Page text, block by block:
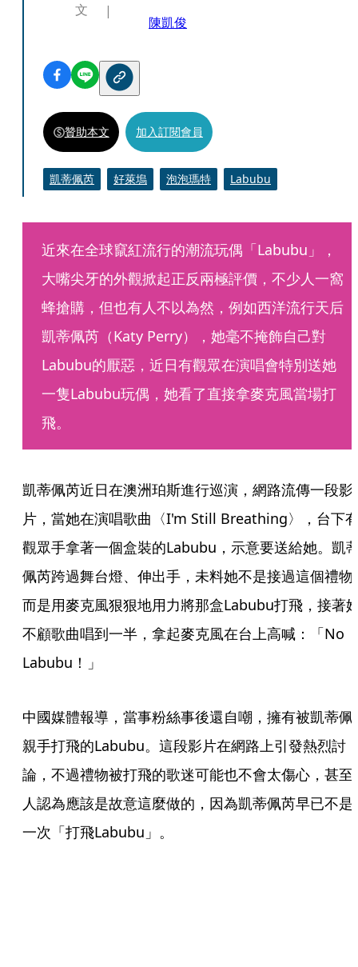
文
陳凱俊
贊助本文 加入訂閱會員
凱蒂佩芮 好萊塢 泡泡瑪特 Labubu
近來在全球竄紅流行的潮流玩偶「Labubu」，
大嘴尖牙的外觀掀起正反兩極評價，不少人一窩
蜂搶購，但也有人不以為然，例如西洋流行天后
凱蒂佩芮（Katy Perry），她毫不掩飾自己對
Labubu的厭惡，近日有觀眾在演唱會特別送她
一隻Labubu玩偶，她看了直接拿麥克風當場打
飛。
凱蒂佩芮近日在澳洲珀斯進行巡演，網路流傳一段影
片，當她在演唱歌曲〈I'm Still Breathing〉，台下
觀眾手拿著一個盒裝的Labubu，示意要送給她。凱
佩芮跨過舞台燈、伸出手，未料她不是接過這個禮物
而是用麥克風狠狠地用力將那盒Labubu打飛，接著
不顧歌曲唱到一半，拿起麥克風在台上高喊：「No
Labubu！」
中國媒體報導，當事粉絲事後還自嘲，擁有被凱蒂佩
親手打飛的Labubu。這段影片在網路上引發熱烈討
論，不過禮物被打飛的歌迷可能也不會太傷心，甚至
人認為應該是故意這麼做的，因為凱蒂佩芮早已不是
一次「打飛Labubu」。